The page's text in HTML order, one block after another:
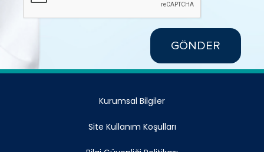
GÖNDER
Kurumsal Bilgiler
Site Kullanım Koşulları